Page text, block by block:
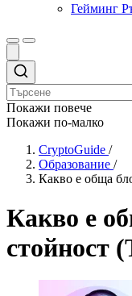
Гейминг
Покажи повече
Покажи по-малко
CryptoGuide /
Образование /
Какво е обща
Какво е
стойност